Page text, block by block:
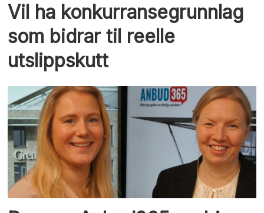
Vil ha konkurransegrunnlag
som bidrar til reelle
utslippskutt